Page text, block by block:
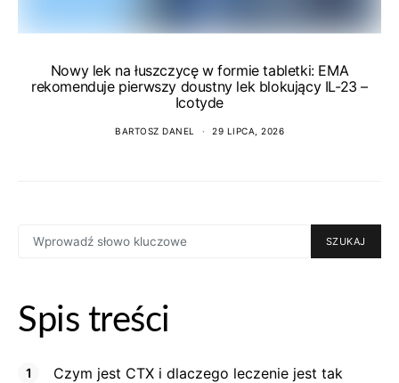
Nowy lek na łuszczycę w formie tabletki: EMA
rekomenduje pierwszy doustny lek blokujący IL-23 –
Icotyde
BARTOSZ DANEL 29 LIPCA, 2026
FOR:
SZUKAJ
Spis treści
Czym jest CTX i dlaczego leczenie jest tak